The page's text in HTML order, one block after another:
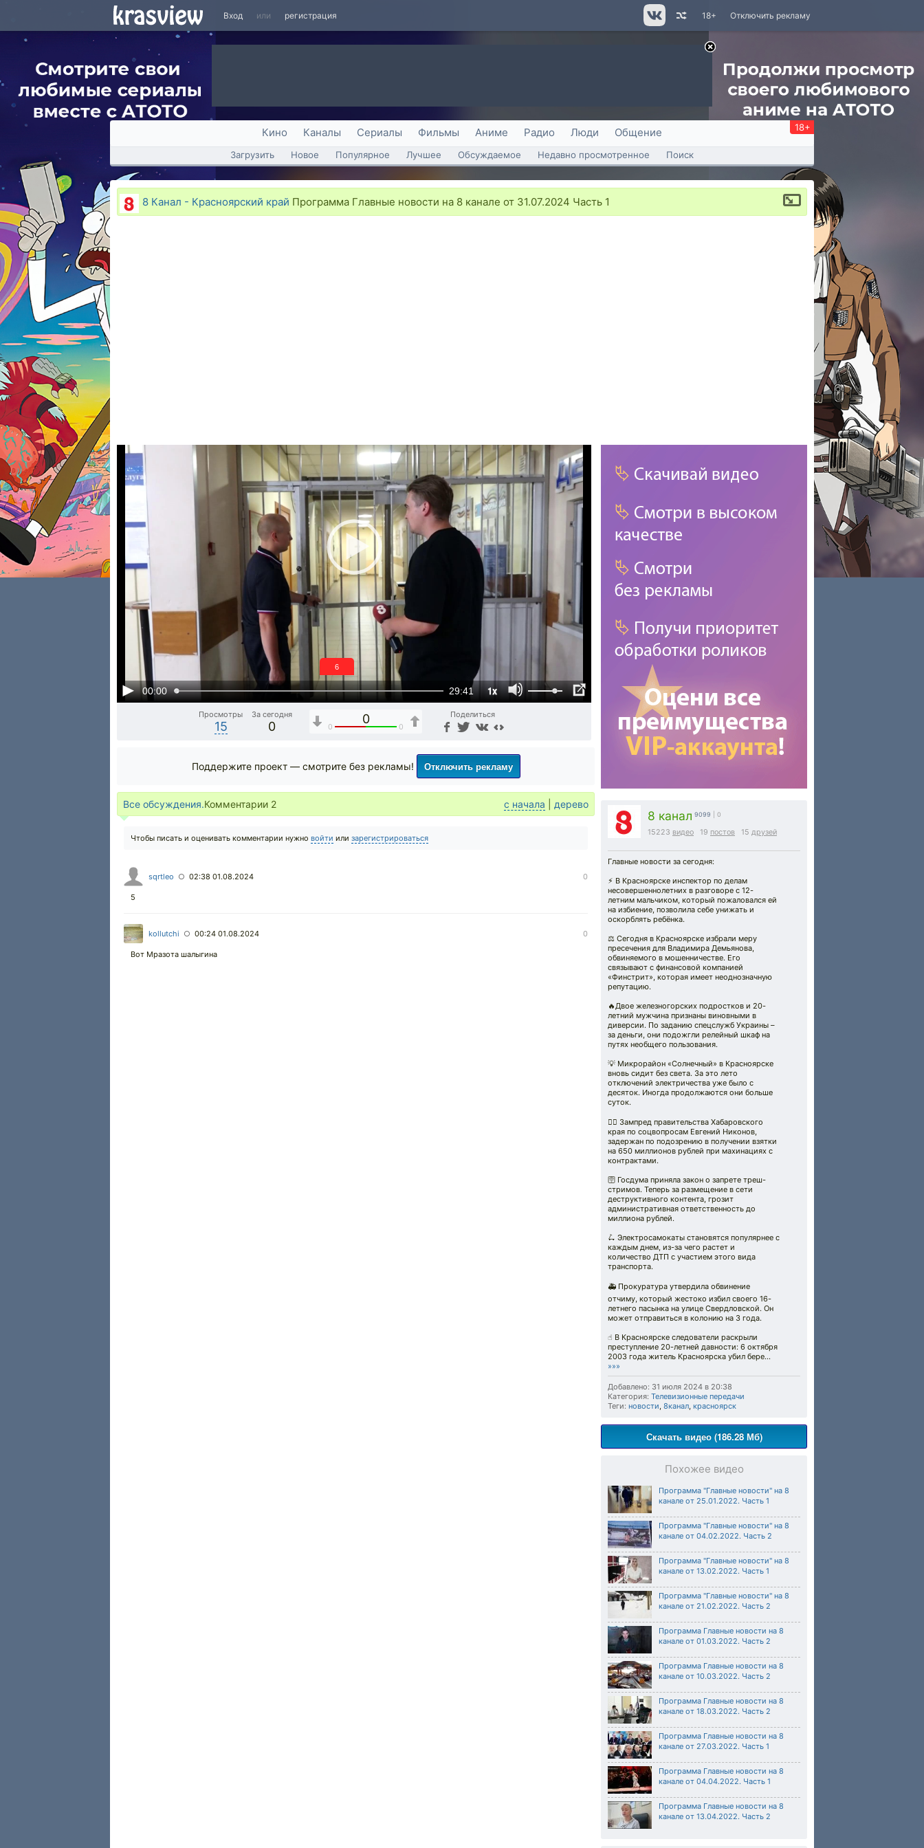
Вход или регистрация Отключить рекламу
18+
Кино Каналы Сериалы Фильмы Аниме Радио Люди Общение 18+
Загрузить Новое Популярное Лучшее Обсуждаемое Недавно просмотренное Поиск
8 Канал - Красноярский край Программа Главные новости на 8 канале от 31.07.2024 Часть 1
00:00 29:41 1x
5
Просмотры
15
За сегодня
0
0
0 0
Поделиться
8 канал 9099 | 0
15223 видео 19 постов 15 друзей
Главные новости за сегодня:
⚡️ В Красноярске инспектор по делам
несовершеннолетних в разговоре с 12-
летним мальчиком, который пожаловался ей
на избиение, позволила себе унижать и
оскорблять ребёнка.
⚖️ Сегодня в Красноярске избрали меру
пресечения для Владимира Демьянова,
обвиняемого в мошенничестве. Его
связывают с финансовой компанией
«Финстрит», которая имеет неоднозначную
репутацию.
🔥Двое железногорских подростков и 20-
летний мужчина признаны виновными в
диверсии. По заданию спецслужб Украины –
за деньги, они подожгли релейный шкаф на
путях необщего пользования.
💡 Микрорайон «Солнечный» в Красноярске
вновь сидит без света. За это лето
отключений электричества уже было с
десяток. Иногда продолжаются они больше
суток.
👮‍♂️ Зампред правительства Хабаровского
края по соцвопросам Евгений Никонов,
задержан по подозрению в получении взятки
на 650 миллионов рублей при махинациях с
контрактами.
🛜 Госдума приняла закон о запрете треш-
стримов. Теперь за размещение в сети
деструктивного контента, грозит
административная ответственность до
миллиона рублей.
🛴 Электросамокаты становятся популярнее с
каждым днем, из-за чего растет и
количество ДТП с участием этого вида
транспорта.
🚑 Прокуратура утвердила обвинение
отчиму, который жестоко избил своего 16-
летнего пасынка на улице Свердловской. Он
может отправиться в колонию на 3 года.
☝️ В Красноярске следователи раскрыли
преступление 20-летней давности: 6 октября
2003 года житель Красноярска убил бере...
»»»
Добавлено: 31 июля 2024 в 20:38
Категория: Телевизионные передачи
Теги: новости, 8канал, красноярск
Скачать видео (186.28 Мб)
Похожее видео
Программа "Главные новости" на 8
канале от 25.01.2022. Часть 1
Программа "Главные новости" на 8
канале от 04.02.2022. Часть 2
Программа "Главные новости" на 8
канале от 13.02.2022. Часть 1
Программа "Главные новости" на 8
канале от 21.02.2022. Часть 2
Программа Главные новости на 8
канале от 01.03.2022. Часть 2
Программа Главные новости на 8
канале от 10.03.2022. Часть 2
Программа Главные новости на 8
канале от 18.03.2022. Часть 2
Программа Главные новости на 8
канале от 27.03.2022. Часть 1
Программа Главные новости на 8
канале от 04.04.2022. Часть 1
Программа Главные новости на 8
канале от 13.04.2022. Часть 2
Поддержите проект — смотрите без рекламы! Отключить рекламу
Все обсуждения.Комментарии 2 с начала дерево
Чтобы писать и оценивать комментарии нужно войти или зарегистрироваться
sqrtleo ○ 02:38 01.08.2024 0
5
kollutchi ○ 00:24 01.08.2024 0
Вот Мразота шалыгина